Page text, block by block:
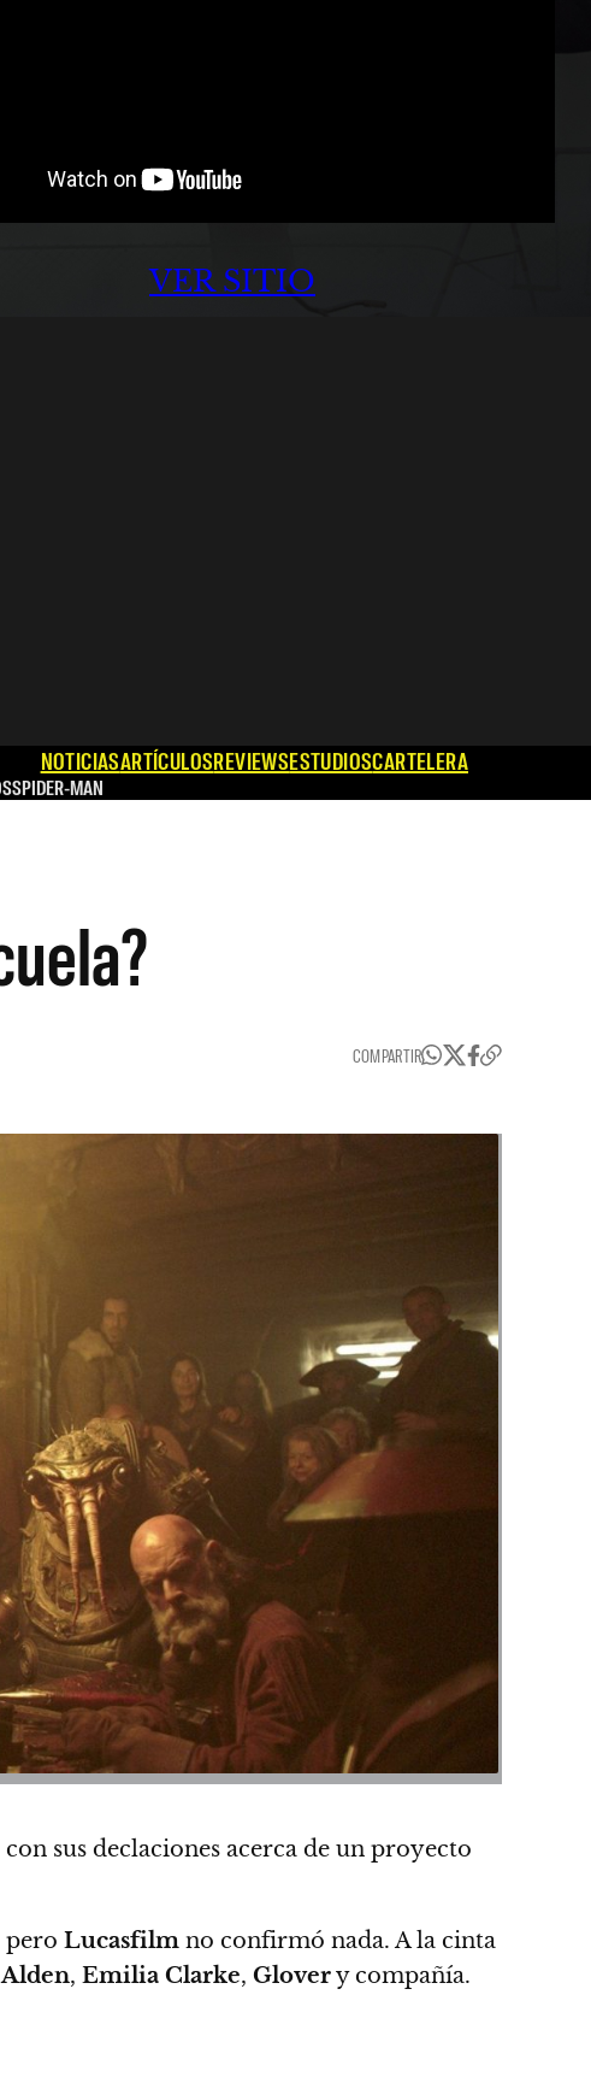
VER SITIO
NOTICIASARTÍCULOSREVIEWSESTUDIOSCARTELERA
SPIDER-MAN
COMPARTIR
sus declaciones acerca de un proyecto
pero Lucasfilm no confirmó nada. A la cinta
Alden, Emilia Clarke, Glovery compañía.